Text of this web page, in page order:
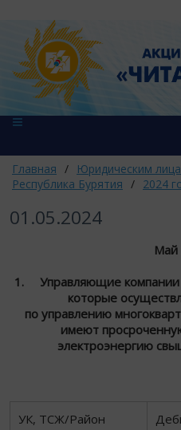
Главная / Юридическим
Республика Бурятия / 2024
01.05.2024
Май
1. Управляющие компании
которые
по управлению
имеют
электроэнергию
УК, ТСЖ/Район